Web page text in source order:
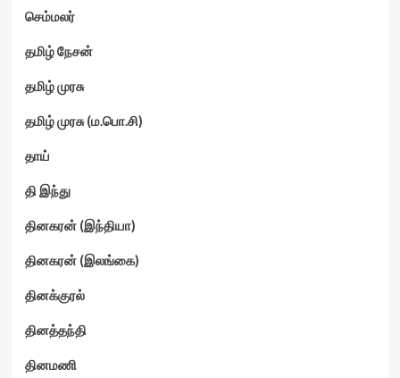
செம்மலர்
தமிழ் நேசன்
தமிழ் முரசு
தமிழ் முரசு (ம.பொ.சி)
தாய்
தி இந்து
தினகரன் (இந்தியா)
தினகரன் (இலங்கை)
தினக்குரல்
தினத்தந்தி
தினமணி